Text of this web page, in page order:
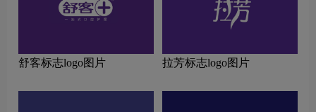
舒客标志logo图片 拉芳标志logo图片